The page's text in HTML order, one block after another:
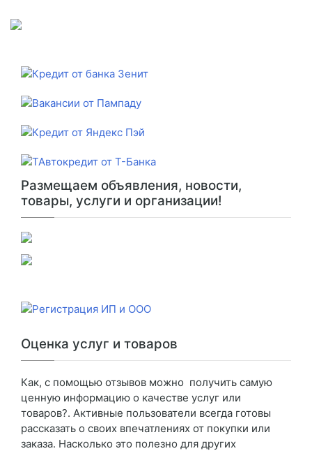
Размещаем объявления, новости,
товары, услуги и организации!
Оценка услуг и товаров
Как, с помощью отзывов можно получить самую
ценную информацию о качестве услуг или
товаров?. Активные пользователи всегда готовы
рассказать о своих впечатлениях от покупки или
заказа. Насколько это полезно для других